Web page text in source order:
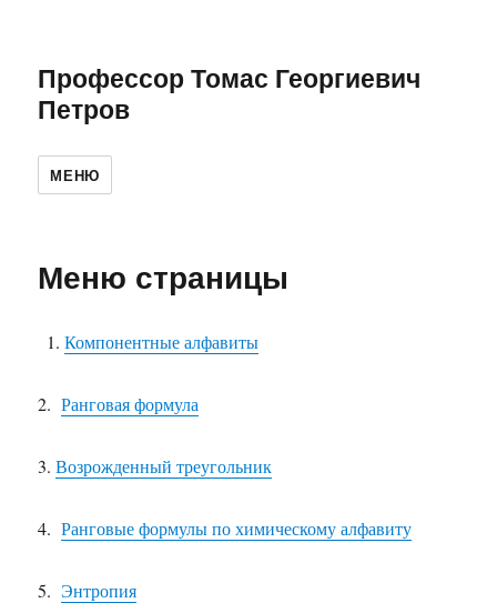
Профессор Томас Георгиевич
Петров
МЕНЮ
Меню страницы
Компонентные алфавиты
2.Ранговая формула
3.Возрожденный треугольник
4.Ранговые формулы по химическому алфавиту
5.Энтропия